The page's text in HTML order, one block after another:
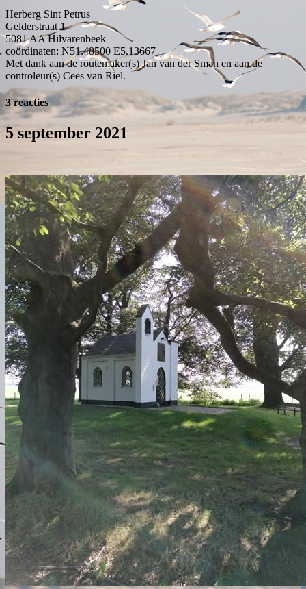
Herberg Sint Petrus
Gelderstraat 1
5081 AAHilvarenbeek
coördinaten: N51.48500 E5.13667
Met dank aan de routemaker(s) Jan van der Sman en aan de
controleur(s) Cees van Riel.
3 reacties
5 september 2021